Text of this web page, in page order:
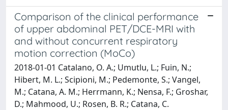
Comparison of the clinical performance
of upper abdominal PET/DCE-MRI with
and without concurrent respiratory
motion correction (MoCo)
2018-01-01 Catalano, O. A.; Umutlu, L.; Fuin, N.;
Hibert, M. L.; Scipioni, M.; Pedemonte, S.; Vangel,
M.; Catana, A. M.; Herrmann, K.; Nensa, F.; Groshar,
D.; Mahmood, U.; Rosen, B. R.; Catana, C.